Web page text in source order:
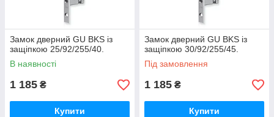
Замок дверний GU BKS із
защіпкою 25/92/255/40.
В наявності
1 185 ₴
Купити
Замок дверний GU BKS із
защіпкою 30/92/255/45.
Під замовлення
1 185 ₴
Купити